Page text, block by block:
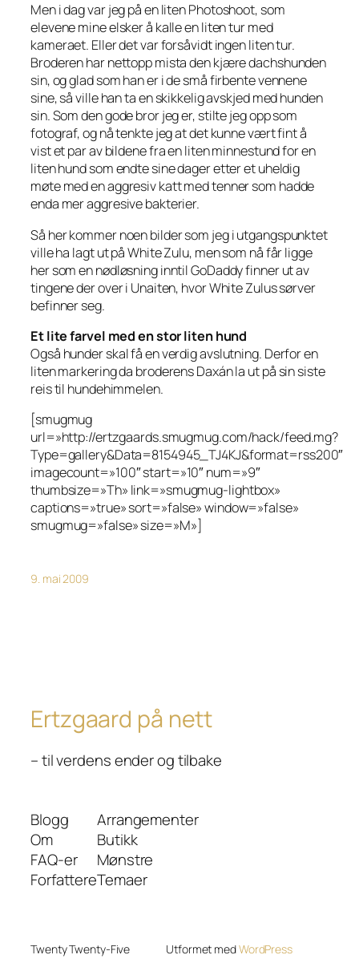
Men i dag var jeg på en litenPhotoshoot, som
elevene mine elsker å kalle en liten tur med
kameraet. Eller det var forsåvidt ingen liten tur.
Broderen har nettopp mista den kjære dachshunden
sin, og glad som han er i de små firbente vennene
sine, så ville han ta en skikkelig avskjed med hunden
sin. Som den gode bror jeg er, stilte jeg opp som
fotograf, og nå tenkte jeg at det kunne vært fint å
vist et par av bildene fra en liten minnestund for en
liten hund som endte sine dager etter et uheldig
møte med en aggresiv katt med tenner som hadde
enda mer aggresive bakterier.
Så her kommer noen bilder som jeg i utgangspunktet
ville ha lagt ut på White Zulu, men som nå får ligge
her som en nødløsning inntil GoDaddy finner ut av
tingene der over i Unaiten, hvor White Zulus sørver
befinner seg.
Et lite farvel med en stor liten hund
Også hunder skal få en verdig avslutning. Derfor en
liten markering da broderens Daxán la ut på sin siste
reis til hundehimmelen.
[smugmug
url=»http://ertzgaards.smugmug.com/hack/feed.mg?
Type=gallery&Data=8154945_TJ4KJ&format=rss200″
imagecount=»100″ start=»10″ num=»9″
thumbsize=»Th» link=»smugmug-lightbox»
captions=»true» sort=»false» window=»false»
smugmug=»false» size=»M»]
9. mai 2009
Ertzgaard på nett
– til verdens ender og tilbake
Blogg
Om
FAQ-er
Forfattere
Arrangementer
Butikk
Mønstre
Temaer
Twenty Twenty-Five Utformet medWordPress